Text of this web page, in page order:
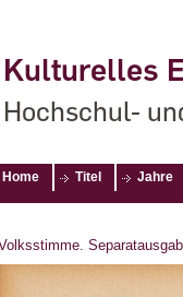
Kulturelles
Hochschul-
Home Titel Jahre